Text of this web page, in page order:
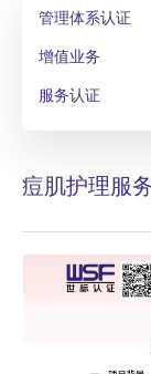
管理体系认证
增值业务
服务认证
痘肌护理服